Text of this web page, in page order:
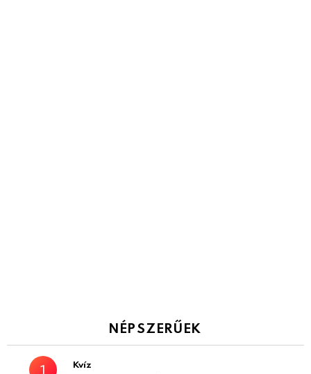
NÉPSZERŰEK
Kvíz